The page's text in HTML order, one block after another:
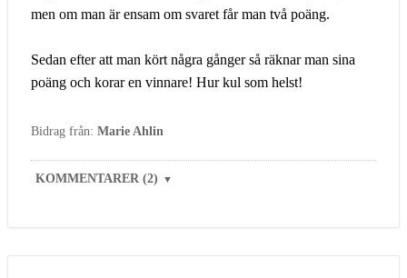
men om man är ensam om svaret får man två poäng.
Sedan efter att man kört några gånger så räknar man sina
poäng och korar en vinnare! Hur kul som helst!
Bidrag från: Marie Ahlin
KOMMENTARER (2) ▼